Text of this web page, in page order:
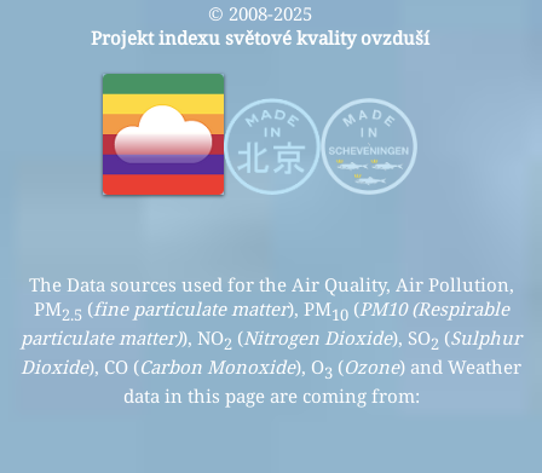
© 2008-2025
Projekt indexu světové kvality ovzduší
The Data sources used for the Air Quality, Air Pollution,
PM2.5 (fine particulate matter), PM10(PM10 (Respirable
particulate matter)), NO2 (Nitrogen Dioxide), SO2 (Sulphur
Dioxide), CO (Carbon Monoxide), O3 (Ozone) and Weather
data in this page are coming from: